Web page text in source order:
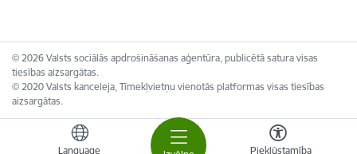
Language Piekļūstamība
© 2026 Valsts sociālās apdrošināšanas aģentūra, publicētā satura visas
tiesības aizsargātas.
© 2020 Valsts kanceleja, Tīmekļvietņu vienotās platformas visas tiesības
aizsargātas.